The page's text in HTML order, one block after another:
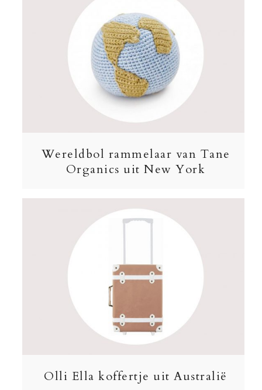
Wereldbol rammelaar van Tane
Organics uit New York
Olli Ella koffertje uit Australië